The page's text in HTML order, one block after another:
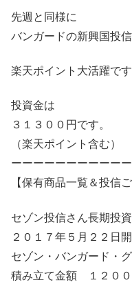
先週と同様に
バンガードの新興国投信
楽天ポイント大活躍です
投資金は
３１３００円です。
（楽天ポイント含む）
ーーーーーーーーーー
【保有商品一覧＆投信
セゾン投信さん長期投資
２０１７年５月２２日
セゾン・バンガード・
積み立て金額 １２００